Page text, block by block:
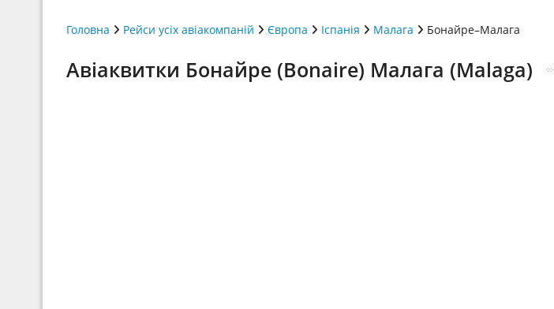
Головна Рейси усіх авіакомпаній Європа Іспанія Малага Бонайре–Малага
Авіаквитки Бонайре (Bonaire) Малага (Malaga)